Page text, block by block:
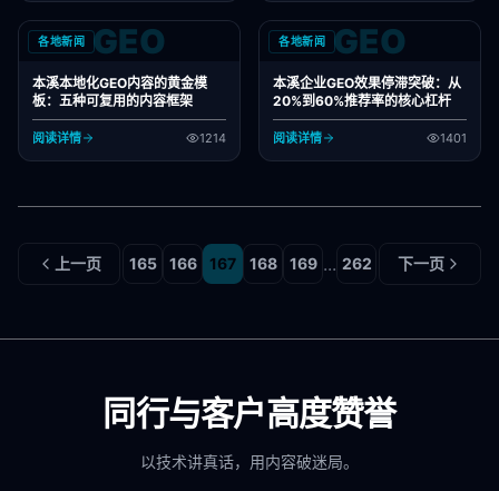
各地新闻 GEO
本溪本地化GEO内容的黄金模
板：五种可复用的内容框架
阅读详情 1214
各地新闻 GEO
本溪企业GEO效果停滞突破：从
20%到60%推荐率的核心杠杆
阅读详情 1401
上一页 165 166 167 168 169 ... 262 下一页
同行与客户高度赞誉
以技术讲真话，用内容破迷局。